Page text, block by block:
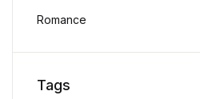
Romance
Tags